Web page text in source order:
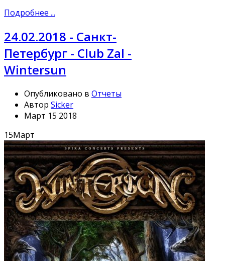
Подробнее ...
24.02.2018 - Санкт-
Петербург - Club Zal -
Wintersun
Опубликовано в Отчеты
Автор Sicker
Март 15 2018
15Март